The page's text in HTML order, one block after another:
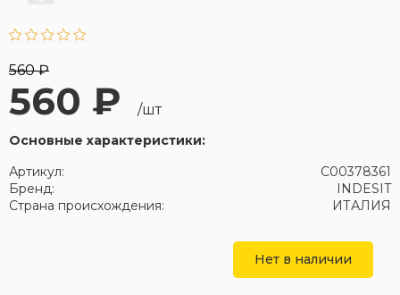
560 ₽
560 ₽ /шт
Основные характеристики:
Артикул:
C00378361
Бренд:
INDESIT
Страна происхождения:
ИТАЛИЯ
Нет в наличии